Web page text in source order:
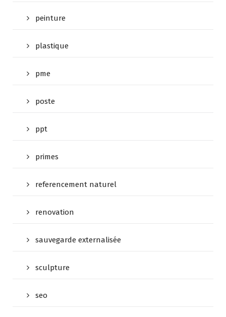
peinture
plastique
pme
poste
ppt
primes
referencement naturel
renovation
sauvegarde externalisée
sculpture
seo